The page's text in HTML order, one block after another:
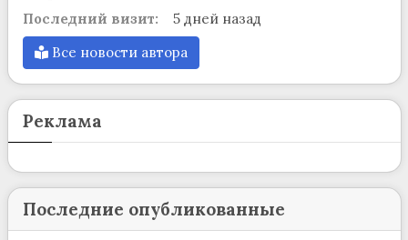
Последний визит:
5 дней назад
Все новости автора
Реклама
Последние опубликованные